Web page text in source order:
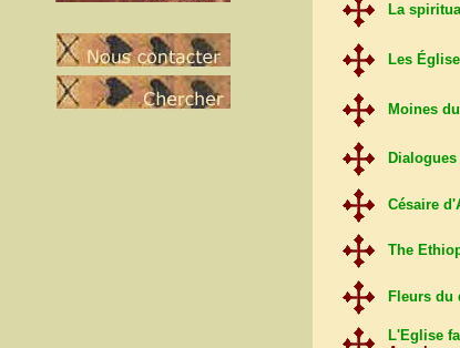
La
Les
Moines
Césaire
The
Fleurs du
L'Eglise